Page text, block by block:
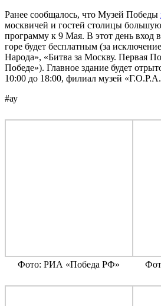
Ранее сообщалось, что Музей Победы
москвичей и гостей столицы
программу к 9 Мая. В этот день вход
горе будет бесплатным (за
Народа», «Битва за Москву. Первая
Победе»). Главное здание будет
10:00 до 18:00, филиал музей
#ау
Фото: РИА «Победа РФ»